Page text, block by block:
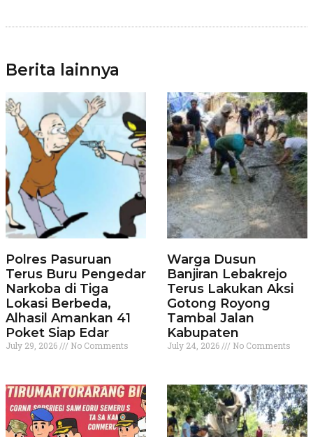
Berita lainnya
Polres Pasuruan
Terus Buru Pengedar
Narkoba di Tiga
Lokasi Berbeda,
Alhasil Amankan 41
Poket Siap Edar
July 29, 2026 No Comments
Warga Dusun
Banjiran Lebakrejo
Terus Lakukan Aksi
Gotong Royong
Tambal Jalan
Kabupaten
July 24, 2026 No Comments